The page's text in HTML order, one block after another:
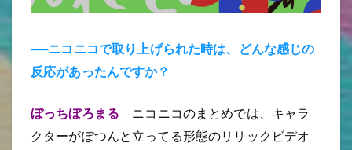
──ニコニコで取り上げられた時は、どんな感じの
反応があったんですか？
ぼっちぼろまる ニコニコのまとめでは、キャラ
クターがぽつんと立ってる形態のリリックビデオ